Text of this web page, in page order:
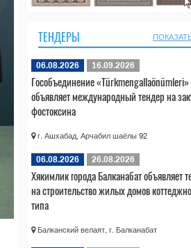
ТЕНДЕРЫ
06.08.2026 16.09.2026
Гособъединение «Türkmengallaönümleri»
объявляет международный тендер на
фостоксина
г. Ашхабад, Арчабил шаёлы 92
06.08.2026 26.08.2026
Хякимлик города Балканабат объявляет
на строительство жилых домов
типа
Балканский велаят, г. Балканабат